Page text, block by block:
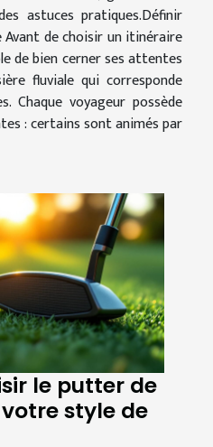
astuces pratiques.Définir
de choisir un itinéraire
de bien cerner ses attentes
fluviale qui corresponde
Chaque voyageur possède
: certains sont animés par
le putter de
style de